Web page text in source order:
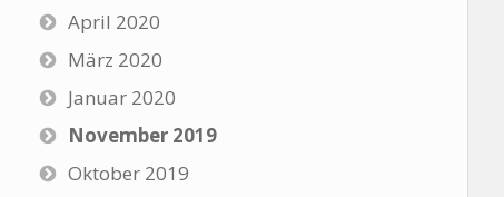
April 2020
März 2020
Januar 2020
November 2019
Oktober 2019